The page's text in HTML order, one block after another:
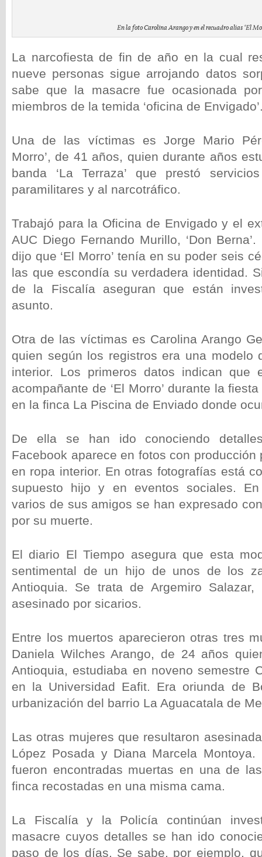
En la foto Carolina Arango y en el recuadro alias ‘El
La narcofiesta de fin de año en la cual
nueve personas sigue arrojando datos
sabe que la masacre fue ocasionada
miembros de la temida ‘oficina de
Una de las víctimas es Jorge Mario
Morro’, de 41 años, quien durante años
banda ‘La Terraza’ que prestó
paramilitares y al narcotráfico.
Trabajó para la Oficina de Envigado y el
AUC Diego Fernando Murillo, ‘Don
dijo que ‘El Morro’ tenía en su poder seis
las que escondía su verdadera identidad.
de la Fiscalía aseguran que están
asunto.
Otra de las víctimas es Carolina Arango
quien según los registros era una modelo
interior. Los primeros datos indican que
acompañante de ‘El Morro’ durante la
en la finca La Piscina de Enviado donde
De ella se han ido conociendo
Facebook aparece en fotos con producción
en ropa interior. En otras fotografías está
supuesto hijo y en eventos sociales. En
varios de sus amigos se han expresado
por su muerte.
El diario El Tiempo asegura que esta
sentimental de un hijo de unos de los
Antioquia. Se trata de Argemiro
asesinado por sicarios.
Entre los muertos aparecieron otras tres
Daniela Wilches Arango, de 24 años
Antioquia, estudiaba en noveno semestre
en la Universidad Eafit. Era oriunda de
urbanización del barrio La Aguacatala de
Las otras mujeres que resultaron
López Posada y Diana Marcela Montoya.
fueron encontradas muertas en una de
finca recostadas en una misma cama.
La Fiscalía y la Policía continúan
masacre cuyos detalles se han ido
paso de los días. Se sabe, por ejemplo,